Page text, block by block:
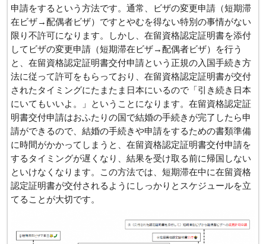
申請をするという方法です。通常、ビザの変更申請（短期滞
在ビザ→配偶者ビザ）ですとやむを得ない特別の事情がない
限り不許可になります。しかし、在留資格認定証明書を添付
してビザの変更申請（短期滞在ビザ→配偶者ビザ）を行う
と、在留資格認定証明書交付申請という正規の入国手続き方
法に従って許可をもらっており、在留資格認定証明書が交付
されたタイミングにたまたま日本にいるので「引き続き日本
にいてもいいよ。」ということになります。在留資格認定証
明書交付申請はおふたりの国で結婚の手続きが完了したら申
請ができるので、結婚の手続きや申請をするための書類準備
に時間がかかってしまうと、在留資格認定証明書交付申請を
するタイミングが遅くなり、結果を受け取る前に帰国しない
といけなくなります。この方法では、短期滞在中に在留資格
認定証明書が交付されるようにしっかりとスケジュールを立
てることが大切です。